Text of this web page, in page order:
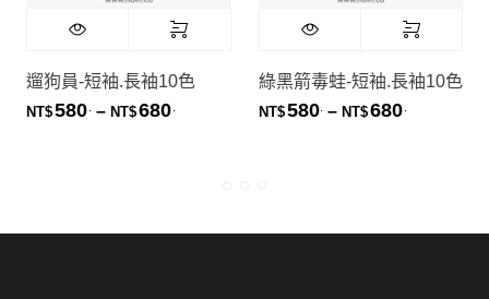
遛狗員-短袖.長袖10色
NT$580 – NT$680價格範圍：NT$580. 到 NT$680.
綠黑箭毒蛙-短袖.長袖10色
NT$580 – NT$680